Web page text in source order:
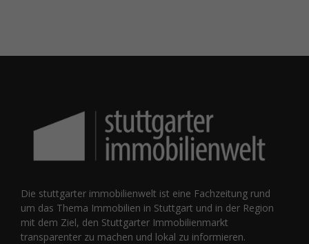
Die stuttgarter immobilienwelt ist eine Fachzeitung rund
um das Thema Immobilien in Stuttgart und in der Region
mit dem Ziel, den Stuttgarter Immobilienmarkt
transparenter zu machen und lokal zu informieren.